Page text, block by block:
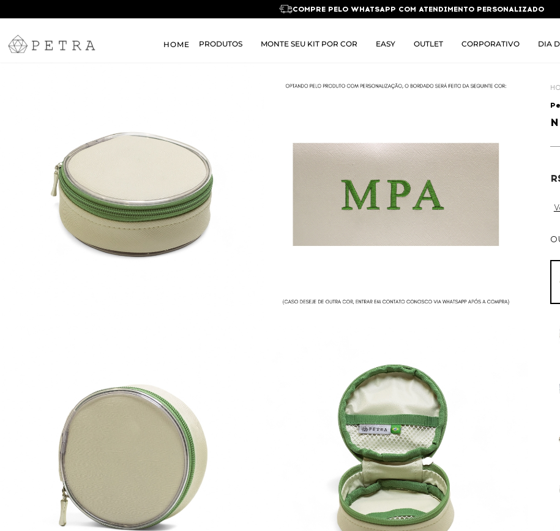
COMPRE PELO WHATSAPP COM ATENDIMENTO PERSONALIZADO
HOME PRODUTOS MONTE SEU KIT POR COR EASY OUTLET CORPORATIVO DIA